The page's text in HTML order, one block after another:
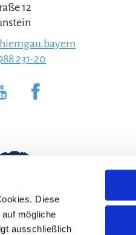
Diese
mögliche
ausschließlich
12
231-20